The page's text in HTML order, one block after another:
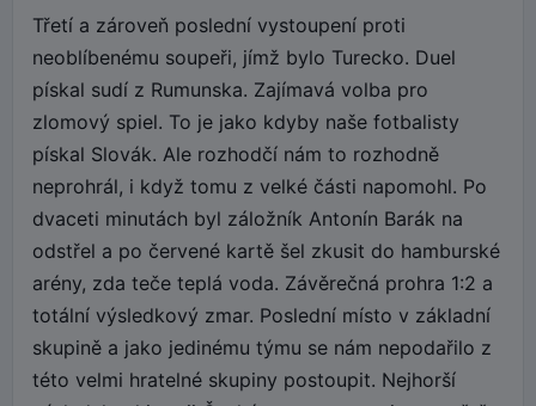
Třetí a zároveň poslední vystoupení proti
neoblíbenému soupeři, jímž bylo Turecko. Duel
pískal sudí z Rumunska. Zajímavá volba pro
zlomový spiel. To je jako kdyby naše fotbalisty
pískal Slovák. Ale rozhodčí nám to rozhodně
neprohrál, i když tomu z velké části napomohl. Po
dvaceti minutách byl záložník Antonín Barák na
odstřel a po červené kartě šel zkusit do hamburské
arény, zda teče teplá voda. Závěrečná prohra 1:2 a
totální výsledkový zmar. Poslední místo v základní
skupině a jako jedinému týmu se nám nepodařilo z
této velmi hratelné skupiny postoupit. Nejhorší